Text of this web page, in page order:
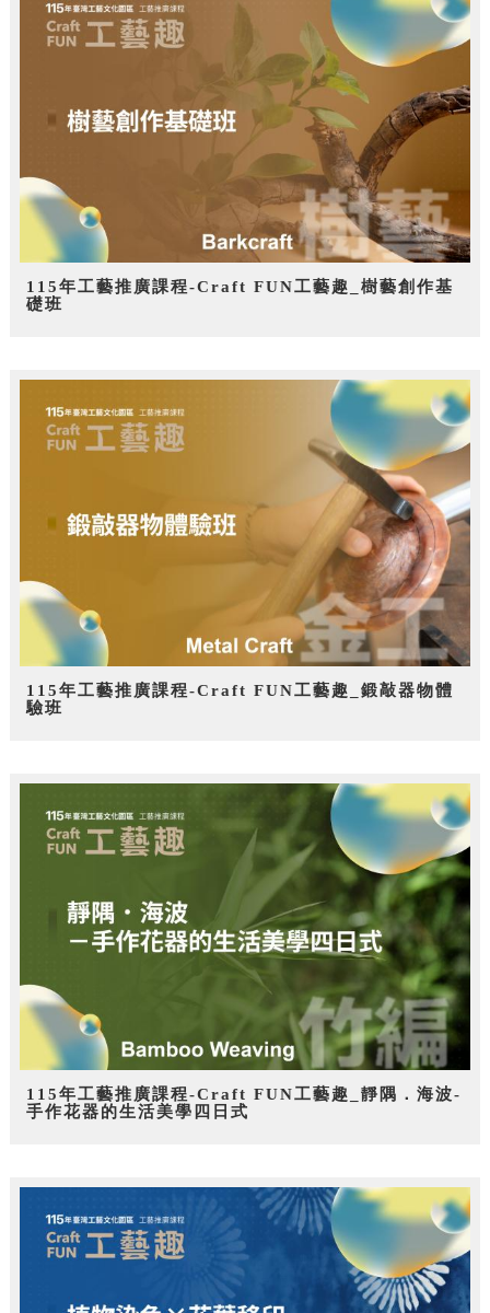
115年工藝推廣課程-Craft FUN工藝趣_樹藝創作基
礎班
115年工藝推廣課程-Craft FUN工藝趣_鍛敲器物體
驗班
115年工藝推廣課程-Craft FUN工藝趣_靜隅．海波-
手作花器的生活美學四日式